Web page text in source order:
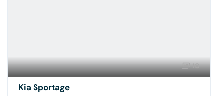
18
Kia Sportage